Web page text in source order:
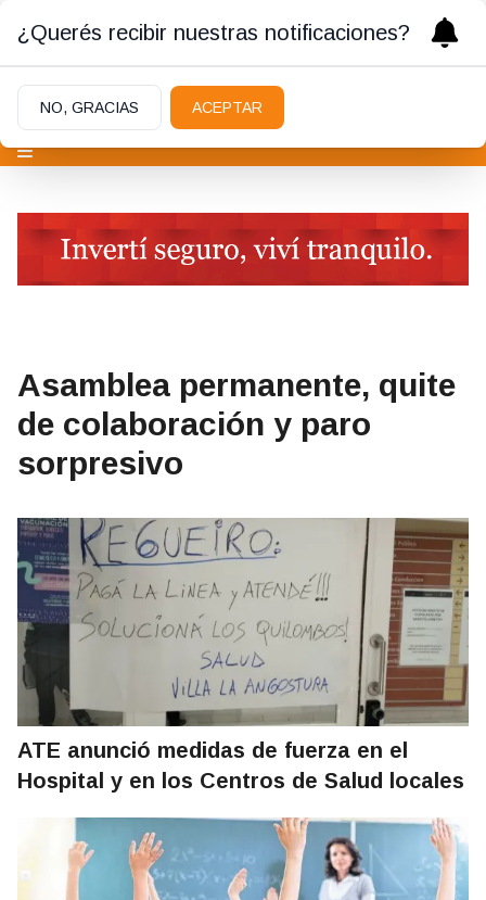
Asamblea permanente, quite
de colaboración y paro
sorpresivo
ATE anunció medidas de fuerza en el
Hospital y en los Centros de Salud locales
¿Querés recibir nuestras notificaciones?
NO, GRACIAS ACEPTAR